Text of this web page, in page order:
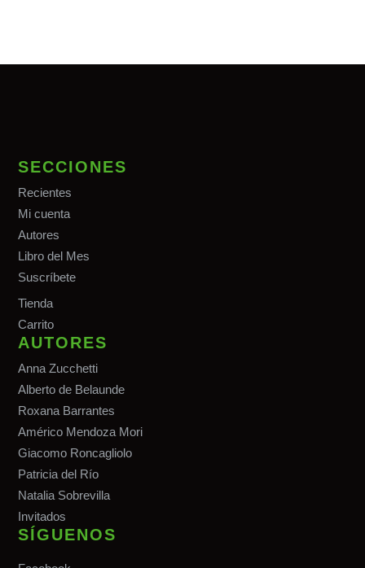
SECCIONES
Recientes
Mi cuenta
Autores
Libro del Mes
Suscríbete
Tienda
Carrito
AUTORES
Anna Zucchetti
Alberto de Belaunde
Roxana Barrantes
Américo Mendoza Mori
Giacomo Roncagliolo
Patricia del Río
Natalia Sobrevilla
Invitados
SÍGUENOS